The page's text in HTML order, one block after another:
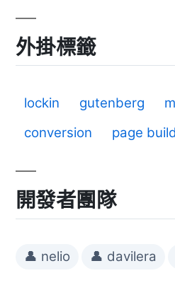
外掛標籤
lockin gutenberg
conversion
page
開發者團隊
👤 nelio 👤 davilera